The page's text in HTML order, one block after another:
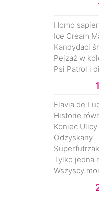
Homo
Ice Cream
Kandydaci
Pejzaż w
Psi Patrol i
Flavia de
Historie
Koniec
Odzyskany
Tylko jedna
Wszyscy